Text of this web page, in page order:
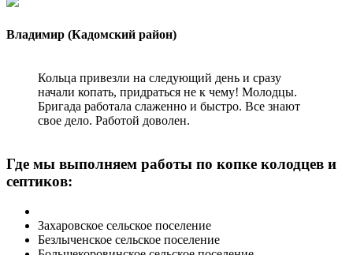
Владимир (Кадомский район)
Кольца привезли на следующий день и сразу
начали копать, придраться не к чему! Молодцы.
Бригада работала слаженно и быстро. Все знают
свое дело. Работой доволен.
Где мы выполняем работы по копке колодцев и
септиков:
Захаровское сельское поселение
Безлыченское сельское поселение